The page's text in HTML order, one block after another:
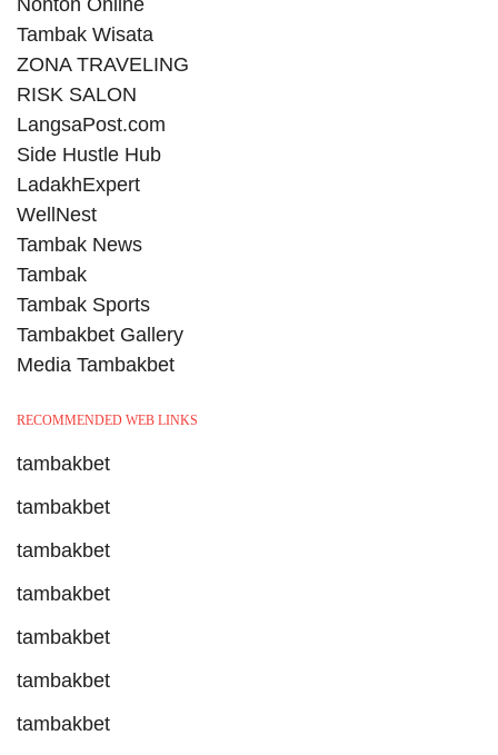
Nonton Online
Tambak Wisata
ZONA TRAVELING
RISK SALON
LangsaPost.com
Side Hustle Hub
LadakhExpert
WellNest
Tambak News
Tambak
Tambak Sports
Tambakbet Gallery
Media Tambakbet
RECOMMENDED WEB LINKS
tambakbet
tambakbet
tambakbet
tambakbet
tambakbet
tambakbet
tambakbet